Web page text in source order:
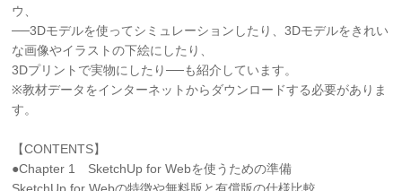
ウ、
──3Dモデルを使ってシミュレーションしたり、3Dモデルをきれい
な画像やイラストの下絵にしたり、
3Dプリントで実物にしたり──も紹介しています。
※教材データをインターネットからダウンロードする必要がありま
す。
【CONTENTS】
●Chapter 1 SketchUp for Webを使うための準備